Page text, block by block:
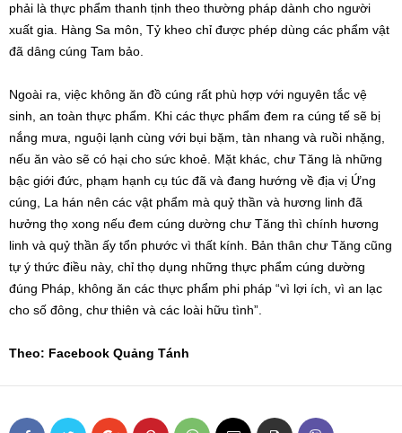
phải là thực phẩm thanh tịnh theo thường pháp dành cho người
xuất gia. Hàng Sa môn, Tỷ kheo chỉ được phép dùng các phẩm vật
đã dâng cúng Tam bảo.
Ngoài ra, việc không ăn đồ cúng rất phù hợp với nguyên tắc vệ
sinh, an toàn thực phẩm. Khi các thực phẩm đem ra cúng tế sẽ bị
nắng mưa, nguội lạnh cùng với bụi bặm, tàn nhang và ruồi nhặng,
nếu ăn vào sẽ có hại cho sức khoẻ. Mặt khác, chư Tăng là những
bậc giới đức, phạm hạnh cụ túc đã và đang hướng về địa vị Ứng
cúng, La hán nên các vật phẩm mà quỷ thần và hương linh đã
hưởng thọ xong nếu đem cúng dường chư Tăng thì chính hương
linh và quỷ thần ấy tổn phước vì thất kính. Bản thân chư Tăng cũng
tự ý thức điều này, chỉ thọ dụng những thực phẩm cúng dường
đúng Pháp, không ăn các thực phẩm phi pháp “vì lợi ích, vì an lạc
cho số đông, chư thiên và các loài hữu tình”.
Theo: Facebook Quảng Tánh